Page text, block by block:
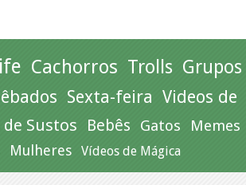
Cachorros Trolls Grupos
Sexta-feira Videos de
Sustos Bebês Gatos Memes
Mulheres Vídeos de Mágica